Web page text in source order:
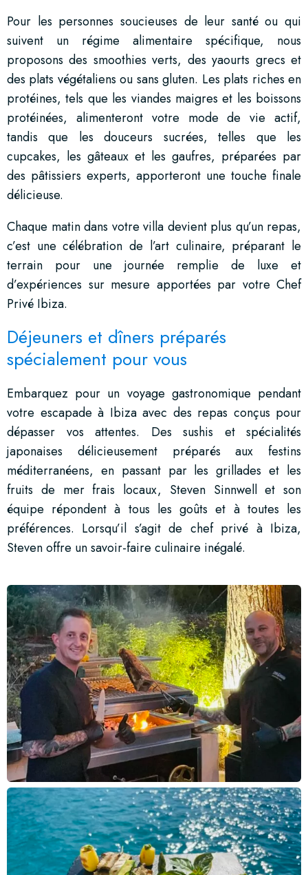
Pour les personnes soucieuses de leur santé ou qui
suivent un régime alimentaire spécifique, nous
proposons des smoothies verts, des yaourts grecs et
des plats végétaliens ou sans gluten. Les plats riches en
protéines, tels que les viandes maigres et les boissons
protéinées, alimenteront votre mode de vie actif,
tandis que les douceurs sucrées, telles que les
cupcakes, les gâteaux et les gaufres, préparées par
des pâtissiers experts, apporteront une touche finale
délicieuse.
Chaque matin dans votre villa devient plus qu’un repas,
c’est une célébration de l’art culinaire, préparant le
terrain pour une journée remplie de luxe et
d’expériences sur mesure apportées par votre Chef
Privé Ibiza.
Déjeuners et dîners préparés
spécialement pour vous
Embarquez pour un voyage gastronomique pendant
votre escapade à Ibiza avec des repas conçus pour
dépasser vos attentes. Des sushis et spécialités
japonaises délicieusement préparés aux festins
méditerranéens, en passant par les grillades et les
fruits de mer frais locaux, Steven Sinnwell et son
équipe répondent à tous les goûts et à toutes les
préférences. Lorsqu’il s’agit de chef privé à Ibiza,
Steven offre un savoir-faire culinaire inégalé.